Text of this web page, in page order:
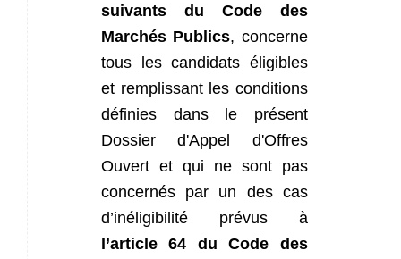
suivants du Code des
Marchés Publics, concerne
tous les candidats éligibles
et remplissant les conditions
définies dans le présent
Dossier d'Appel d'Offres
Ouvert et qui ne sont pas
concernés par un des cas
d’inéligibilité prévus à
l’article 64 du Code des